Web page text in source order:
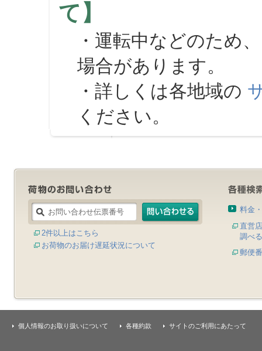
て】
・運転中などのため
場合があります。
・詳しくは各地域の
ください。
2件以上はこちら
お荷物のお届け遅延状況について
料金
直営
調べる
郵便
個人情報のお取り扱いについて 各種約款 サイトのご利用にあたって